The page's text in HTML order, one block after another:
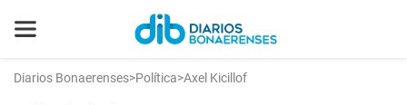
Diarios Bonaerenses>Política>Axel Kicillof